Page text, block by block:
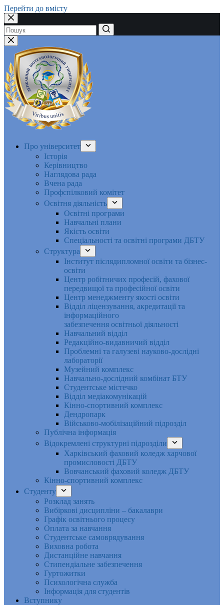
Перейти до вмісту
Немає
результатів
Про університет
Історія
Керівництво
Наглядова рада
Вчена рада
Профспілковий комітет
Освітня діяльність
Освітні програми
Навчальні плани
Якість освіти
Спеціальності та освітні програми ДБТУ
Структура
Інститут післядипломної освіти та бізнес-
освіти
Центр робітничих професій, фахової
передвищої та професійної освіти
Центр менеджменту якості освіти
Відділ ліцензування, акредитації та
інформаційного
забезпечення освітньої діяльності
Навчальний відділ
Редакційно-видавничий відділ
Проблемні та галузеві науково-дослідні
лабораторії
Музейний комплекс
Навчально-дослідний комбінат БТУ
Студентське містечко
Відділ медіакомунікацій
Кінно-спортивний комплекс
Дендропарк
Військово-мобілізаційний підрозділ
Публічна інформація
Відокремлені структурні підрозділи
Харківський фаховий коледж харчової
промисловості ДБТУ
Вовчанський фаховий коледж ДБТУ
Кінно-спортивний комплекс
Студенту
Розклад занять
Вибіркові дисципліни – бакалаври
Графік освітнього процесу
Оплата за навчання
Студентське самоврядування
Виховна робота
Дистанційне навчання
Стипендіальне забезпечення
Гуртожитки
Психологічна служба
Інформація для студентів
Вступнику